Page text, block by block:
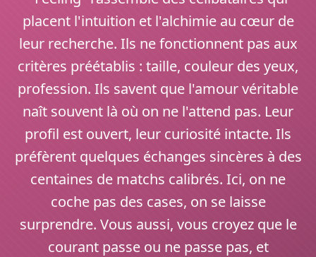
placent l'intuition et l'alchimie au cœur de
leur recherche. Ils ne fonctionnent pas aux
critères préétablis : taille, couleur des yeux,
profession. Ils savent que l'amour véritable
naît souvent là où on ne l'attend pas. Leur
profil est ouvert, leur curiosité intacte. Ils
préfèrent quelques échanges sincères à des
centaines de matchs calibrés. Ici, on ne
coche pas des cases, on se laisse
surprendre. Vous aussi, vous croyez que le
courant passe ou ne passe pas, et